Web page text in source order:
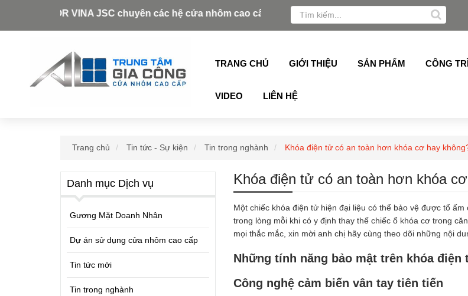
VINA JSC chuyên các hệ cửa nhôm cao cấp như: Xingfa, Alukey, Grober, Pmi, Germany,
TRANG CHỦ GIỚI THIỆU SẢN PHẨM CÔNG
VIDEO LIÊN HỆ
Trang chủ Tin tức - Sự kiện Tin trong nghành Khóa điện tử có an toàn hơn khóa cơ hay
Danh mục Dịch vụ
Gương Mặt Doanh Nhân
Dự án sử dụng cửa nhôm cao cấp
Tin tức mới
Tin trong nghành
Khóa điện tử có an toàn hơn khóa
Một chiếc khóa điện tử hiện đại liệu có thể bảo vệ được tổ
trong lòng mỗi khi có y định thay thế chiếc ổ khóa cơ trong
mọi thắc mắc, xin mời anh chị hãy cùng theo dõi những nội
Những tính năng bảo mật trên khóa điện
Công nghệ cảm biến vân tay tiên tiến